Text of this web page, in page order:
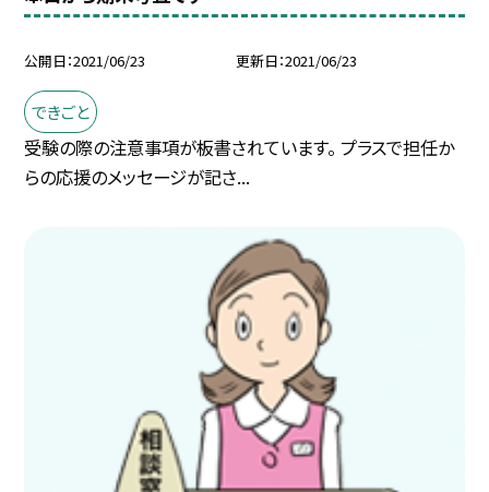
公開日 2021/06/23 更新日 2021/06/23
できごと
受験の際の注意事項が板書されています。 プラスで担任か
らの応援のメッセージが記さ...